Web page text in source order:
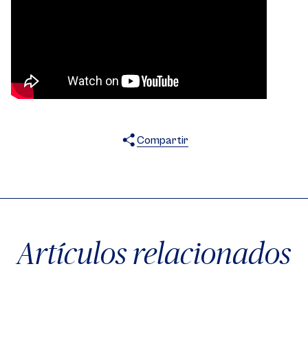
Compartir
Artículos relacionados